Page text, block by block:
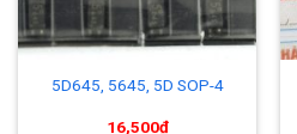
5D645, 5645, 5D SOP-4
16,500₫